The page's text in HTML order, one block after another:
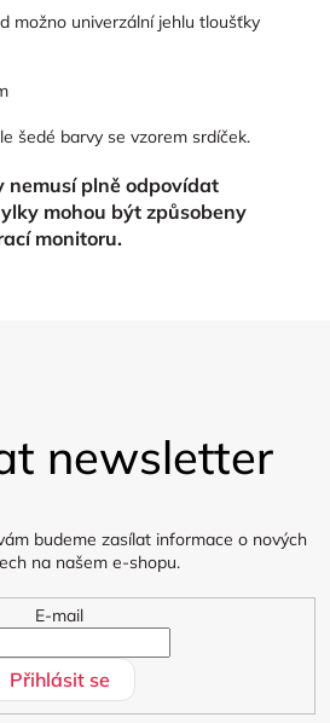
možno univerzální jehlu tloušťky
šedé barvy se vzorem srdíček.
nemusí plně odpovídat
mohou být způsobeny
monitoru.
newsletter
budeme zasílat informace o nových
na našem e-shopu.
E-mail
Přihlásit se